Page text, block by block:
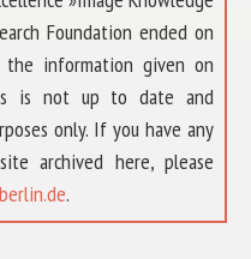
Foundation ended on
the information given on
is not up to date and
only. If you have any
archived here, please
.